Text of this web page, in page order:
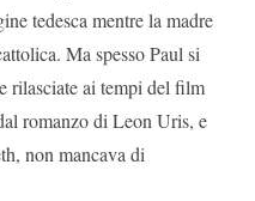
tedesca mentre la madre
Ma spesso Paul si
rilasciate ai tempi del film
romanzo di Leon Uris, e
non mancava di